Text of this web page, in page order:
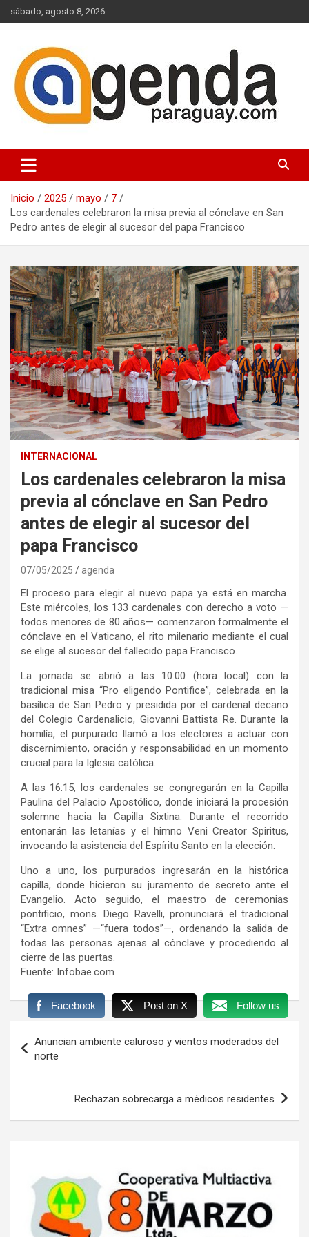
Saltar
al
sábado, agosto 8, 2026
Agenda Paraguay
Inicio 2025 mayo
7
Los cardenales celebraron la misa previa al cónclave en San
Pedro antes de elegir al sucesor del papa Francisco
INTERNACIONAL
Los cardenales celebraron la misa
previa al cónclave en San Pedro
antes de elegir al sucesor del
papa Francisco
07/05/2025 agenda
El proceso para elegir al nuevo papa ya está en marcha.
Este miércoles, los 133 cardenales con derecho a voto —
todos menores de 80 años— comenzaron formalmente el
cónclave en el Vaticano, el rito milenario mediante el cual
se elige al sucesor del fallecido papa Francisco.
La jornada se abrió a las 10:00 (hora local) con la
tradicional misa “Pro eligendo Pontifice”, celebrada en la
basílica de San Pedro y presidida por el cardenal decano
del Colegio Cardenalicio, Giovanni Battista Re. Durante la
homilía, el purpurado llamó a los electores a actuar con
discernimiento, oración y responsabilidad en un momento
crucial para la Iglesia católica.
A las 16:15, los cardenales se congregarán en la Capilla
Paulina del Palacio Apostólico, donde iniciará la procesión
solemne hacia la Capilla Sixtina. Durante el recorrido
entonarán las letanías y el himno Veni Creator Spiritus,
invocando la asistencia del Espíritu Santo en la elección.
Uno a uno, los purpurados ingresarán en la histórica
capilla, donde hicieron su juramento de secreto ante el
Evangelio. Acto seguido, el maestro de ceremonias
pontificio, mons. Diego Ravelli, pronunciará el tradicional
“Extra omnes” —“fuera todos”—, ordenando la salida de
todas las personas ajenas al cónclave y procediendo al
cierre de las puertas.
Fuente: Infobae.com
Facebook Post on X Follow us
de
entradas
Anuncian ambiente caluroso y vientos moderados del
norte
Rechazan sobrecarga a médicos residentes